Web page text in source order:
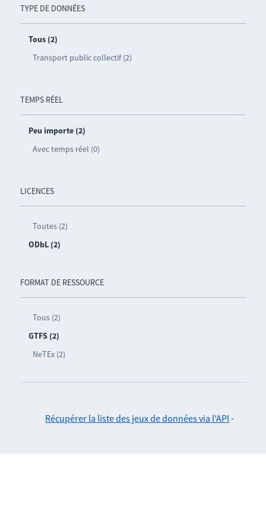
TYPE DE DONNÉES
Tous (2)
Transport public collectif (2)
TEMPS RÉEL
Peu importe (2)
Avec temps réel (0)
LICENCES
Toutes (2)
ODbL (2)
FORMAT DE RESSOURCE
Tous (2)
GTFS (2)
NeTEx (2)
Récupérer la liste des jeux de données via l'API -